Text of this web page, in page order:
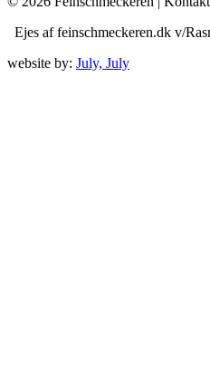
Ejes af feinschmeckeren.dk v/
website by: July, July